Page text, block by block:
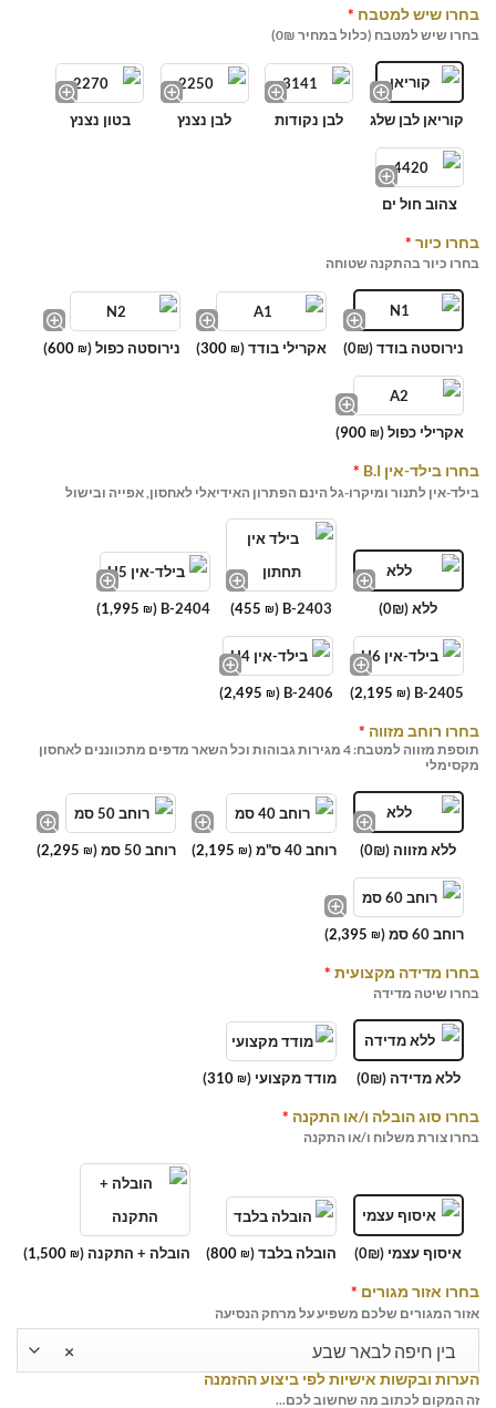
בחרו שיש למטבח *
בחרו שיש למטבח (כלול במחיר 0₪)
קוריאן לבן שלג לבן נקודות לבן נצנץ בטון נצנץ
צהוב חול ים
בחרו כיור *
בחרו כיור בהתקנה שטוחה
נירוסטה בודד (0₪) אקרילי בודד ( 300₪
) נירוסטה כפול ( 600 ₪
)
אקרילי כפול ( 900 ₪
)
בחרו בילד-אין B.I *
בילד-אין לתנור ומיקרו-גל הינם הפתרון האידיאלי לאחסון, אפייה ובישול
ללא (0₪) B-2403 (
455₪
)
B-2404 (
1,995 ₪
)
B-2405 (
2,195 ₪
)
B-2406 (
2,495₪
)
בחרו רוחב מזווה *
תוספת מזווה למטבח: 4 מגירות גבוהות וכל השאר מדפים מתכווננים לאחסון
מקסימלי
ללא מזווה (0₪) רוחב 40 ס"מ ( 2,195₪
) רוחב 50 סמ ( 2,295 ₪
)
רוחב 60 סמ ( 2,395 ₪
)
בחרו מדידה מקצועית *
בחרו שיטה מדידה
ללא מדידה (0₪) מודד מקצועי ( 310₪
)
בחרו סוג הובלה ו/או התקנה *
בחרו צורת משלוח ו/או התקנה
איסוף עצמי (0₪) הובלה בלבד ( 800₪
) הובלה + התקנה ( 1,500 ₪
)
בחרו אזור מגורים *
אזור המגורים שלכם משפיע על מרחק הנסיעה
× בין חיפה לבאר שבע
הערות ובקשות אישיות לפי ביצוע ההזמנה
זה המקום לכתוב מה שחשוב לכם...